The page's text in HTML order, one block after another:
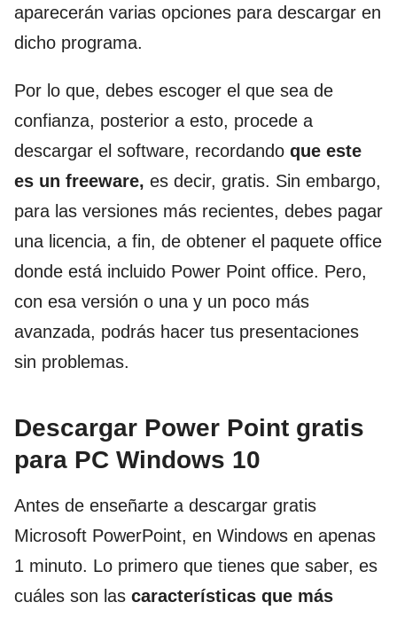
aparecerán varias opciones para descargar en
dicho programa.
Por lo que, debes escoger el que sea de
confianza, posterior a esto, procede a
descargar el software, recordando que este
es un freeware, es decir, gratis. Sin embargo,
para las versiones más recientes, debes pagar
una licencia, a fin, de obtener el paquete office
donde está incluido Power Point office. Pero,
con esa versión o una y un poco más
avanzada, podrás hacer tus presentaciones
sin problemas.
Descargar Power Point gratis
para PC Windows 10
Antes de enseñarte a descargar gratis
Microsoft PowerPoint, en Windows en apenas
1 minuto. Lo primero que tienes que saber, es
cuáles son las características que más